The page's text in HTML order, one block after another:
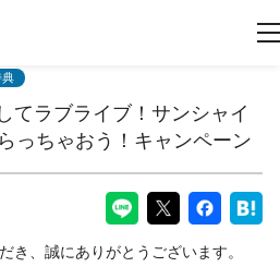
典
てラブライブ！サンシャイ
っちゃおう！キャンペーン
き、誠にありがとうございます。